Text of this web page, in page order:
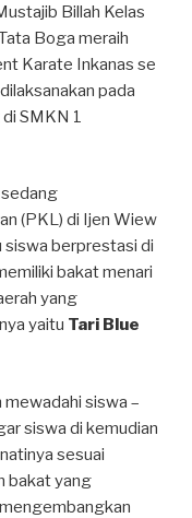
Billah Kelas
Boga meraih
Karate Inkanas se
pada
SMKN 1
(PKL) di Ijen Wiew
siswa berprestasi di
bakat menari
yang
yaitu Tari Blue
siswa –
siswa di kemudian
sesuai
bakat yang